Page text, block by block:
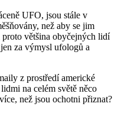
UFO, jsou stále v
než aby se jim
většina obyčejných lidí
za výmysl ufologů a
z prostředí americké
na celém světě něco
než jsou ochotni přiznat?